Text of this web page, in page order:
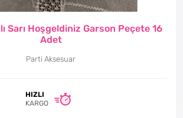
Sarı Hoşgeldiniz Garson Peçete 16
Adet
Parti Aksesuar
HIZLI
KARGO